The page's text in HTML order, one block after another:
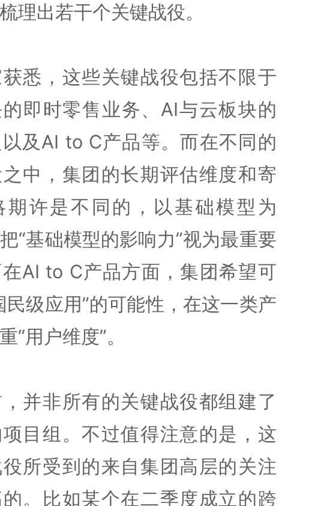
理出若干个关键战役。
悉，这些关键战役包括不限于
即时零售业务、AI与云板块的
及AI to C产品等。而在不同的
中，集团的长期评估维度和寄
期许是不同的，以基础模型为
“基础模型的影响力”视为最重要
AI to C产品方面，集团希望可
民级应用”的可能性，在这一类产
“用户维度”。
并非所有的关键战役都组建了
目组。不过值得注意的是，这
所受到的来自集团高层的关注
。比如某个在二季度成立的跨